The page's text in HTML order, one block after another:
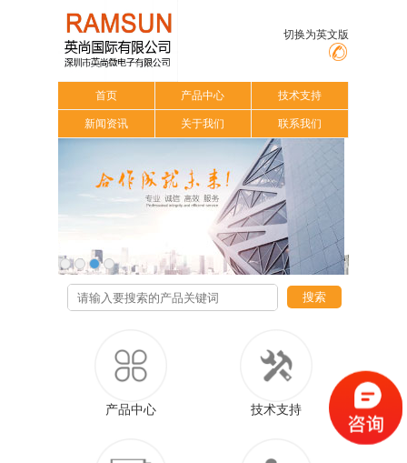
切换为英文版
首页 产品中心 技术支持
新闻资讯 关于我们 联系我们
搜索
产品中心 技术支持